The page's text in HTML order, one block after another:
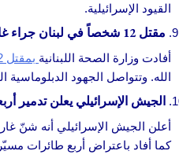
القيود الإسرائيلية.
مقتل 12 شخصاً في لبنان جراء غارات جوية إسرائيلية رغم وقف إطلاق النار
أفادت وزارة الصحة اللبنانية بمقتل 12 شخصاً على الأقل
الله. وتتواصل الجهود
الجيش الإسرائيلي يعلن تدمير
أعلن الجيش الإسرائيلي أنه شنّ
كما أفاد باعتراض أربع طائرات